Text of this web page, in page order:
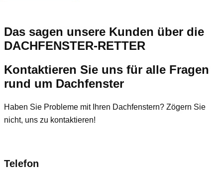
Das sagen unsere Kunden über die
DACHFENSTER-RETTER
Kontaktieren Sie uns für alle Fragen
rund um Dachfenster
Haben Sie Probleme mit Ihren Dachfenstern? Zögern Sie
nicht, uns zu kontaktieren!
Telefon